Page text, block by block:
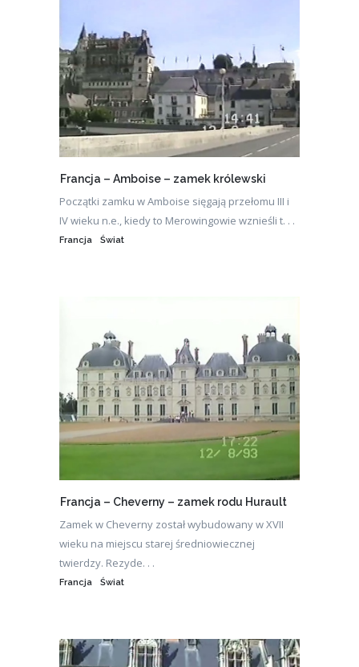
Francja – Amboise – zamek królewski
Początki zamku w Amboise sięgają przełomu III i
IV wieku n.e., kiedy to Merowingowie wznieśli t. . .
Francja Świat
Francja – Cheverny – zamek rodu Hurault
Zamek w Cheverny został wybudowany w XVII
wieku na miejscu starej średniowiecznej
twierdzy. Rezyde. . .
Francja Świat